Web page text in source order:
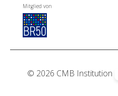
Mitglied von
© 2026 CMB Institution